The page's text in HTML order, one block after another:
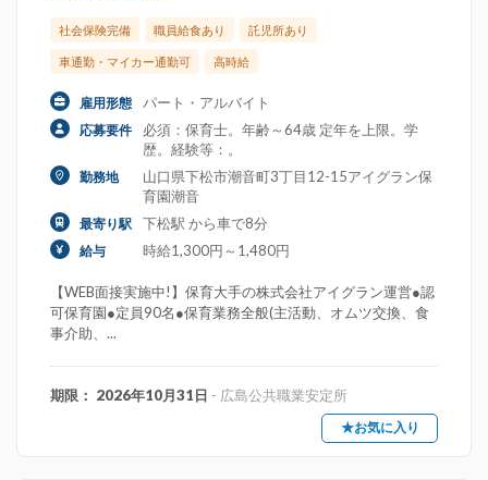
社会保険完備 職員給食あり 託児所あり
車通勤・マイカー通勤可 高時給
雇用形態 パート・アルバイト
応募要件
必須：保育士。年齢～64歳 定年を上限。学
歴。経験等：。
勤務地
山口県下松市潮音町3丁目12-15アイグラン保
育園潮音
最寄り駅 下松駅 から車で8分
給与 時給1,300円～1,480円
【WEB面接実施中!】保育大手の株式会社アイグラン運営●認
可保育園●定員90名●保育業務全般(主活動、オムツ交換、食
事介助、...
期限： 2026年10月31日 - 広島公共職業安定所
★お気に入り